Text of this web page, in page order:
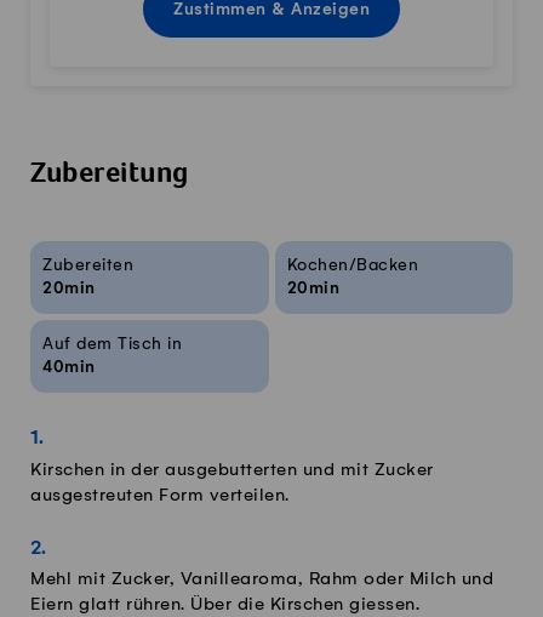
Zustimmen & Anzeigen
Zubereitung
Rezeptinfos
Zubereiten
20min
Kochen/Backen
20min
Auf dem Tisch in
40min
Kirschen in der ausgebutterten und mit Zucker
ausgestreuten Form verteilen.
Mehl mit Zucker, Vanillearoma, Rahm oder Milch und
Eiern glatt rühren. Über die Kirschen giessen.